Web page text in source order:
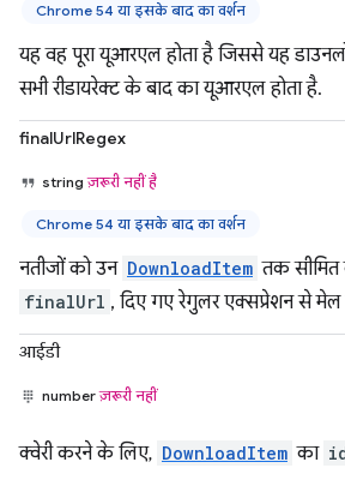
Chrome 54 या इसके बाद का वर्शन
यह वह पूरा यूआरएल होता है जिससे यह
सभी रीडायरेक्ट के बाद का यूआरएल होता है.
finalUrlRegex
stringज़रूरी नहीं है
Chrome 54 या इसके बाद का वर्शन
नतीजों को उन DownloadItem तक सीमित
finalUrl , दिए गए रेगुलर एक्सप्रेशन से मेल
आईडी
numberज़रूरी नहीं
क्वेरी करने के लिए, DownloadItem का